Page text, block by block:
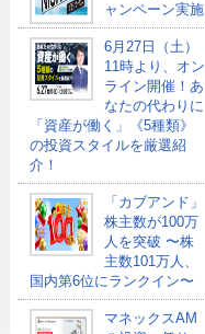
ャンペーン実施
6月27日（土）
11時より、オン
ライン開催！あ
なたの代わりに
「資産が働く」《5種類》
の投資スタイルを厳選紹
介！
「カブアンド」
株主数が100万
人を突破 〜株
主数101万人、
国内第6位にランクイン〜
マネックスAM